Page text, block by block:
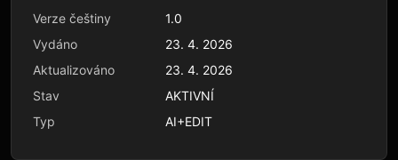
Verze češtiny
1.0
Vydáno
23. 4. 2026
Aktualizováno
23. 4. 2026
Stav
AKTIVNÍ
Typ
AI+EDIT